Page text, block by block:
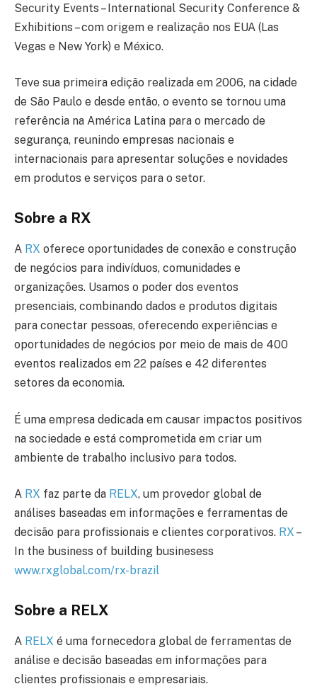
Security Events – International Security Conference &
Exhibitions – com origem e realização nos EUA (Las
Vegas e New York) e México.
Teve sua primeira edição realizada em 2006, na cidade
de São Paulo e desde então, o evento se tornou uma
referência na América Latina para o mercado de
segurança, reunindo empresas nacionais e
internacionais para apresentar soluções e novidades
em produtos e serviços para o setor.
Sobre a RX
A RX oferece oportunidades de conexão e construção
de negócios para indivíduos, comunidades e
organizações. Usamos o poder dos eventos
presenciais, combinando dados e produtos digitais
para conectar pessoas, oferecendo experiências e
oportunidades de negócios por meio de mais de 400
eventos realizados em 22 países e 42 diferentes
setores da economia.
É uma empresa dedicada em causar impactos positivos
na sociedade e está comprometida em criar um
ambiente de trabalho inclusivo para todos.
A RX faz parte da RELX, um provedor global de
análises baseadas em informações e ferramentas de
decisão para profissionais e clientes corporativos. RX –
In the business of building businesess
www.rxglobal.com/rx-brazil
Sobre a RELX
A RELX é uma fornecedora global de ferramentas de
análise e decisão baseadas em informações para
clientes profissionais e empresariais.